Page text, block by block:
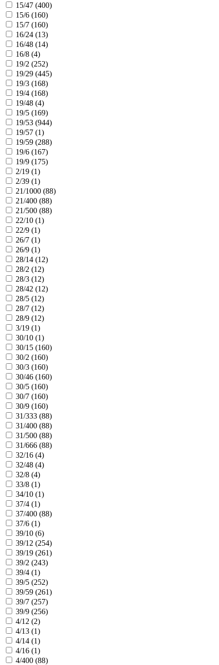
15/47 (400)
15/6 (160)
15/7 (160)
16/24 (13)
16/48 (14)
16/8 (4)
19/2 (252)
19/29 (445)
19/3 (168)
19/4 (168)
19/48 (4)
19/5 (169)
19/53 (944)
19/57 (1)
19/59 (288)
19/6 (167)
19/9 (175)
2/19 (1)
2/39 (1)
21/1000 (88)
21/400 (88)
21/500 (88)
22/10 (1)
22/9 (1)
26/7 (1)
26/9 (1)
28/14 (12)
28/2 (12)
28/3 (12)
28/42 (12)
28/5 (12)
28/7 (12)
28/9 (12)
3/19 (1)
30/10 (1)
30/15 (160)
30/2 (160)
30/3 (160)
30/46 (160)
30/5 (160)
30/7 (160)
30/9 (160)
31/333 (88)
31/400 (88)
31/500 (88)
31/666 (88)
32/16 (4)
32/48 (4)
32/8 (4)
33/8 (1)
34/10 (1)
37/4 (1)
37/400 (88)
37/6 (1)
39/10 (6)
39/12 (254)
39/19 (261)
39/2 (243)
39/4 (1)
39/5 (252)
39/59 (261)
39/7 (257)
39/9 (256)
4/12 (2)
4/13 (1)
4/14 (1)
4/16 (1)
4/400 (88)